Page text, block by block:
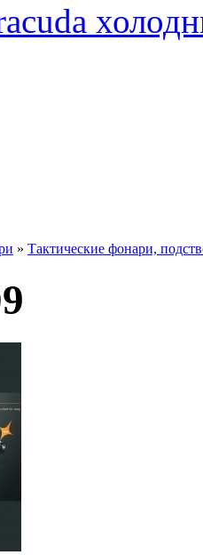
» Тактические фонари,